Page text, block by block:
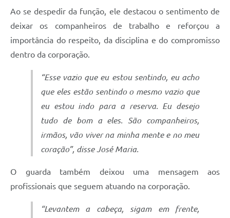
Ao se despedir da função, ele destacou o sentimento de
deixar os companheiros de trabalho e reforçou a
importância do respeito, da disciplina e do compromisso
dentro da corporação.
“Esse vazio que eu estou sentindo, eu acho
que eles estão sentindo o mesmo vazio que
eu estou indo para a reserva. Eu desejo
tudo de bom a eles. São companheiros,
irmãos, vão viver na minha mente e no meu
coração”, disse José Maria.
O guarda também deixou uma mensagem aos
profissionais que seguem atuando na corporação.
“Levantem a cabeça, sigam em frente,